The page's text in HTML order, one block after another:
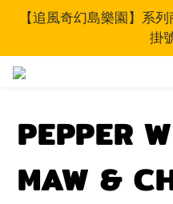
【追風奇幻島樂園】系
掛
PEPPER
MAW &